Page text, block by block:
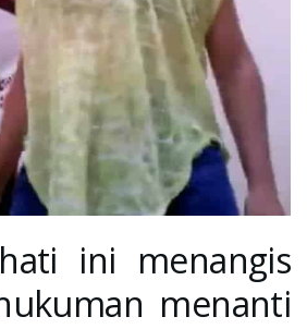
ini menangis
menanti